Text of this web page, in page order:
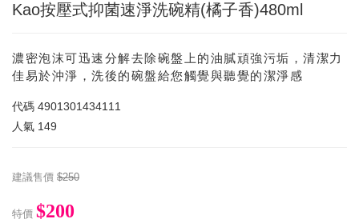
Kao按壓式抑菌速淨洗碗精(橘子香)480ml
濃密泡沫可迅速分解去除碗盤上的油膩頑強污垢，清潔力
佳易於沖淨，洗後的碗盤給您觸覺與聽覺的潔淨感
代碼 4901301434111
人氣 149
建議售價 $250
特價 $200